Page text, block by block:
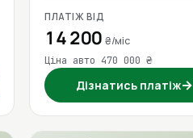
ПЛАТІЖ ВІД
14 200₴/міс
Ціна авто 470 000 ₴
Дізнатись платіж→